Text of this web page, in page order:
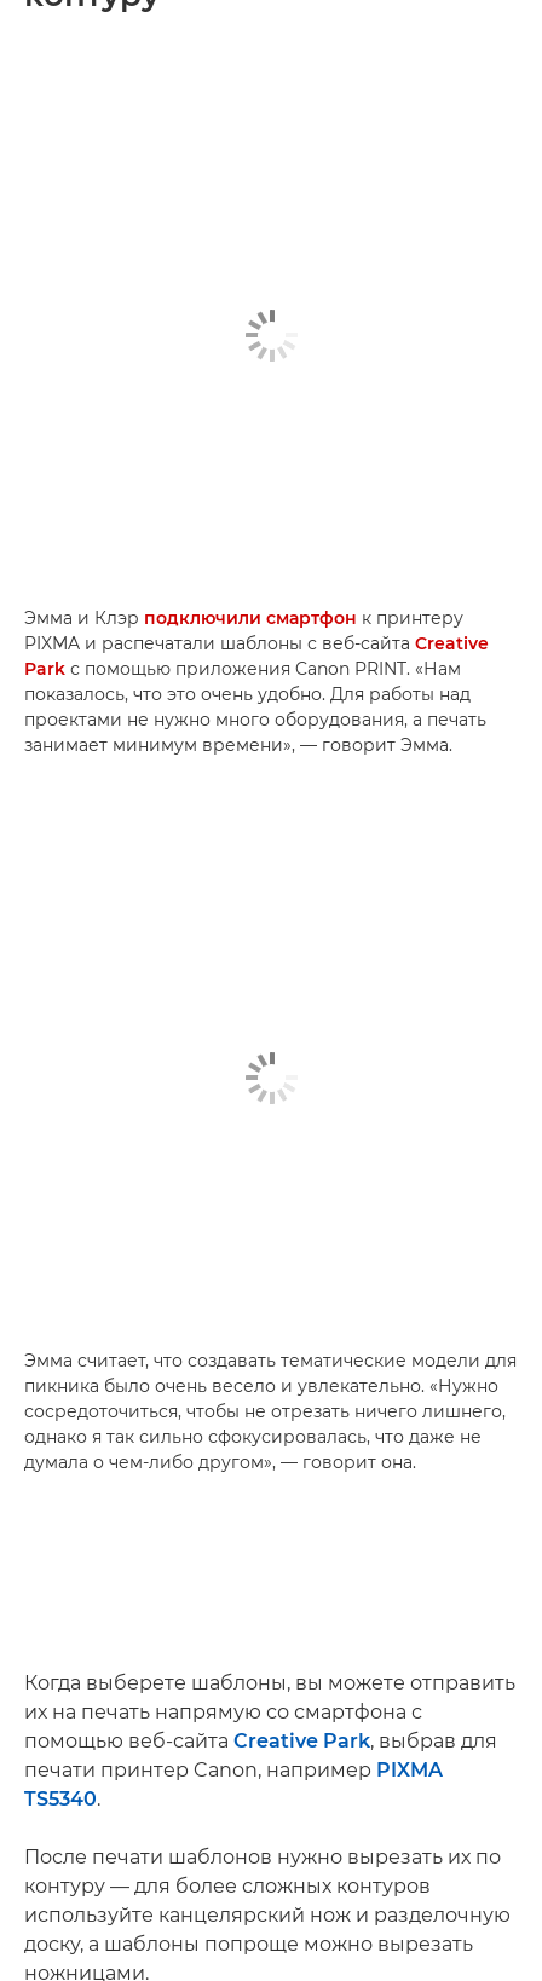
Эмма и Клэр подключили смартфон к принтеру
PIXMA и распечатали шаблоны с веб-сайта Creative
Park с помощью приложения Canon PRINT. «Нам
показалось, что это очень удобно. Для работы над
проектами не нужно много оборудования, а печать
занимает минимум времени», — говорит Эмма.
Эмма считает, что создавать тематические модели для
пикника было очень весело и увлекательно. «Нужно
сосредоточиться, чтобы не отрезать ничего лишнего,
однако я так сильно сфокусировалась, что даже не
думала о чем-либо другом», — говорит она.
Когда выберете шаблоны, вы можете отправить
их на печать напрямую со смартфона с
помощью веб-сайта Creative Park, выбрав для
печати принтер Canon, например PIXMA
TS5340.
После печати шаблонов нужно вырезать их по
контуру — для более сложных контуров
используйте канцелярский нож и разделочную
доску, а шаблоны попроще можно вырезать
ножницами.